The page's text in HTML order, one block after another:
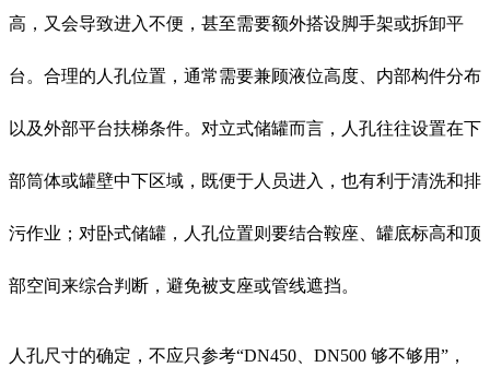
高，又会导致进入不便，甚至需要额外搭设脚手架或拆卸平
台。合理的人孔位置，通常需要兼顾液位高度、内部构件分布
以及外部平台扶梯条件。对立式储罐而言，人孔往往设置在下
部筒体或罐壁中下区域，既便于人员进入，也有利于清洗和排
污作业；对卧式储罐，人孔位置则要结合鞍座、罐底标高和顶
部空间来综合判断，避免被支座或管线遮挡。
人孔尺寸的确定，不应只参考“DN450、DN500 够不够用”，